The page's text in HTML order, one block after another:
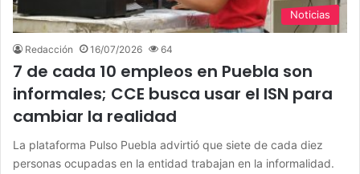
Noticias
Redacción 16/07/2026 64
7 de cada 10 empleos en Puebla son
informales; CCE busca usar el ISN para
cambiar la realidad
La plataforma Pulso Puebla advirtió que siete de cada diez
personas ocupadas en la entidad trabajan en la informalidad.